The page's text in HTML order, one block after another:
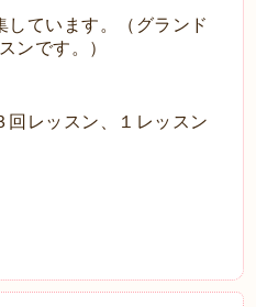
ています。（グランド
ンです。）
レッスン、１レッスン